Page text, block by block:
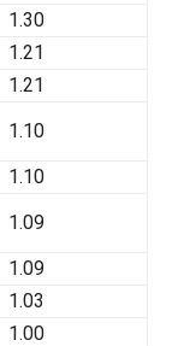
1.30
1.21
1.21
1.10
1.10
1.09
1.09
1.03
1.00